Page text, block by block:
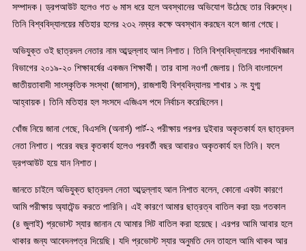
সম্পাদক। ড্রপআউট হলেও গত ৬ মাস ধরে হলে অবস্থানের অভিযোগ উঠেছে তার বিরুদ্ধে।
তিনি বিশ্ববিদ্যালয়ের মতিহার হলের ২৩২ নম্বর কক্ষে অবস্থান করছেন বলে জানা গেছে।
অভিযুক্ত ওই ছাত্রদল নেতার নাম আব্দুল্লাহ আল নিশাত। তিনি বিশ্ববিদ্যালয়ের পদার্থবিজ্ঞান
বিভাগের ২০১৯-২০ শিক্ষাবর্ষের একজন শিক্ষার্থী। তার বাসা নওগাঁ জেলায়। তিনি বাংলাদেশ
জাতীয়তাবাদী সাংস্কৃতিক সংস্থা (জাসাস), রাজশাহী বিশ্ববিদ্যালয় শাখার ১ নং যুগ্ম
আহ্বায়ক। তিনি মতিহার হল সংসদে এজিএস পদে নির্বাচন করেছিলেন।
খোঁজ নিয়ে জানা গেছে, বিএসসি (অনার্স) পার্ট-২ পরীক্ষায় পরপর দুইবার অকৃতকার্য হন ছাত্রদল
নেতা নিশাত। পরের বছর কৃতকার্য হলেও পরবর্তী বছর আবারও অকৃতকার্য হন তিনি। ফলে
ড্রপআউট হয়ে যান নিশাত।
জানতে চাইলে অভিযুক্ত ছাত্রদল নেতা আব্দুল্লাহ আল নিশাত বলেন, কোনো একটা কারণে
আমি পরীক্ষায় অ্যাটেন্ড করতে পারিনি। এই কারণে আমার ছাত্রত্ব বাতিল করা হয়৷ গতকাল
(৪ জুলাই) প্রভোস্ট স্যার জানান যে আমার সিট বাতিল করা হয়েছে। এরপর আমি আবার হলে
থাকার জন্য আবেদনপত্র দিয়েছি। যদি প্রভোস্ট স্যার অনুমতি দেন তাহলে আমি থাকব আর